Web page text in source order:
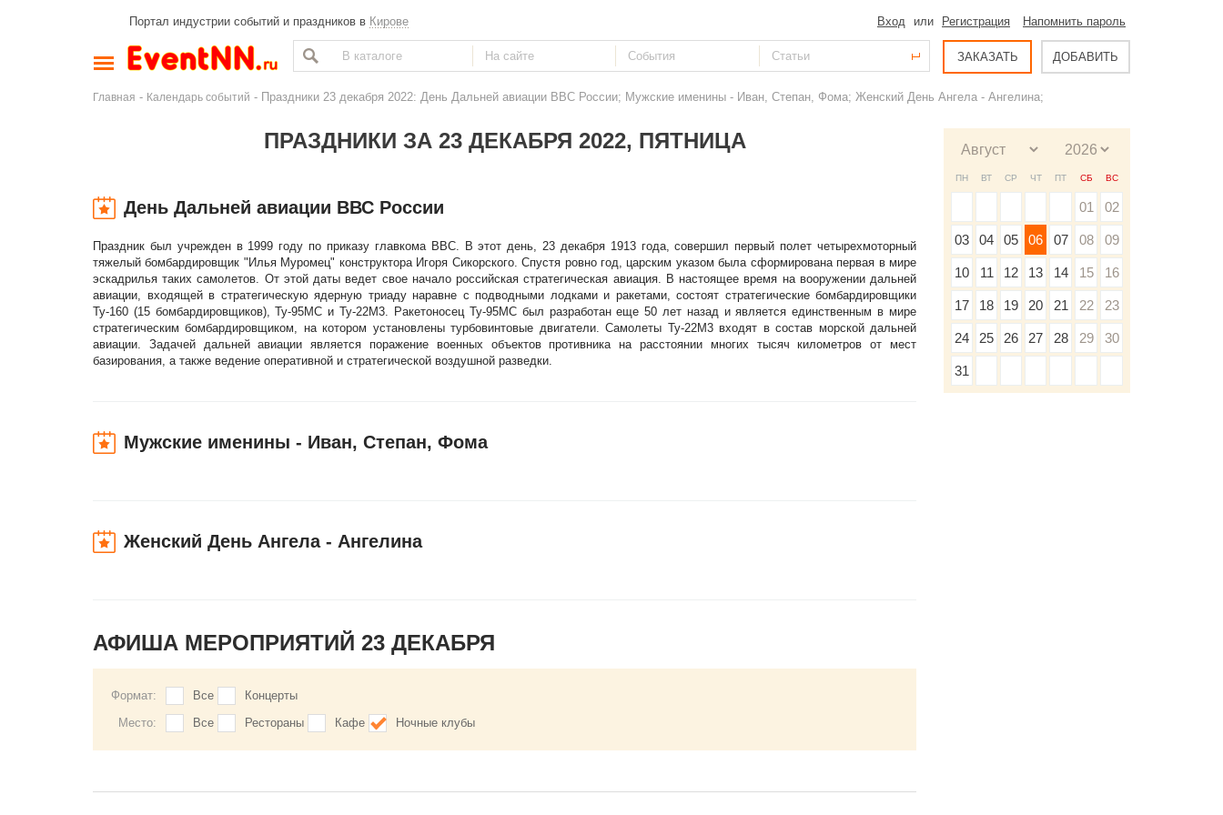
Портал индустрии событий и праздников в Кирове Вход или Регистрация Напомнить пароль
ЗАКАЗАТЬ ДОБАВИТЬ
Главная - Календарь событий - Праздники 23 декабря 2022: День Дальней авиации ВВС России; Мужские именины - Иван, Степан, Фома; Женский День Ангела - Ангелина;
ПРАЗДНИКИ ЗА 23 ДЕКАБРЯ 2022, ПЯТНИЦА
День Дальней авиации ВВС России
Праздник был учрежден в 1999 году по приказу главкома ВВС. В этот день, 23 декабря 1913 года, совершил первый полет четырехмоторный
тяжелый бомбардировщик "Илья Муромец" конструктора Игоря Сикорского. Спустя ровно год, царским указом была сформирована первая в мире
эскадрилья таких самолетов. От этой даты ведет свое начало российская стратегическая авиация. В настоящее время на вооружении дальней
авиации, входящей в стратегическую ядерную триаду наравне с подводными лодками и ракетами, состоят стратегические бомбардировщики
Ту-160 (15 бомбардировщиков), Ту-95МС и Ту-22М3. Ракетоносец Ту-95МС был разработан еще 50 лет назад и является единственным в мире
стратегическим бомбардировщиком, на котором установлены турбовинтовые двигатели. Самолеты Ту-22М3 входят в состав морской дальней
авиации. Задачей дальней авиации является поражение военных объектов противника на расстоянии многих тысяч километров от мест
базирования, а также ведение оперативной и стратегической воздушной разведки.
Мужские именины - Иван, Степан, Фома
Женский День Ангела - Ангелина
АФИША МЕРОПРИЯТИЙ 23 ДЕКАБРЯ
Формат: Все
Концерты
Место:
Все Рестораны Кафе Ночные клубы
ПН ВТ СР ЧТ ПТ СБ ВС
01 02
03 04 05 06 07 08 09
10 11 12 13 14 15 16
17 18 19 20 21 22 23
24 25 26 27 28 29 30
31